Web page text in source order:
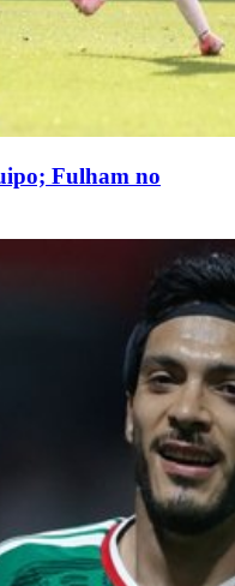
Fulham no